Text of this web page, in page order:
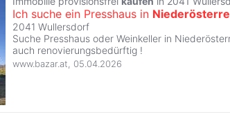
Ich suche ein Presshaus in
2041 Wullersdorf
Suche Presshaus oder Weinkeller in
auch renovierungsbedürftig !
www.bazar.at 05.04.2026